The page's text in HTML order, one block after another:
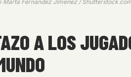
Marta Fernandez Jimenez /
A LOS